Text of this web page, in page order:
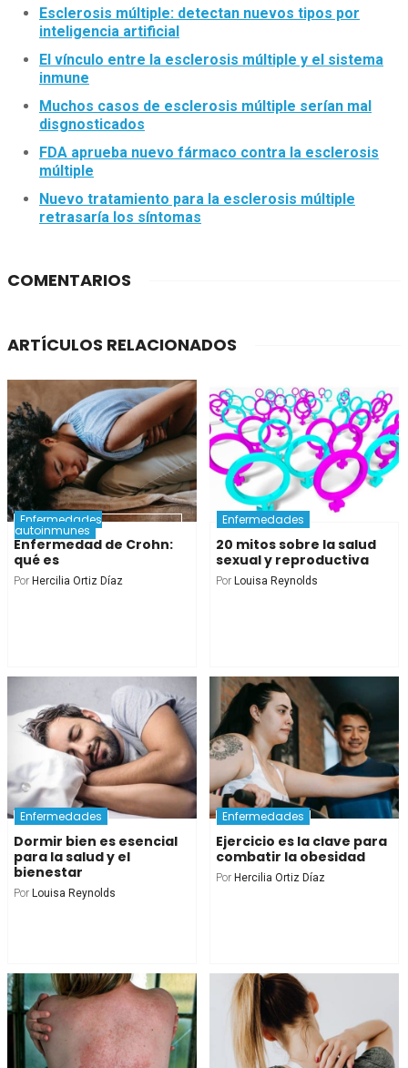
Esclerosis múltiple: detectan nuevos tipos por
inteligencia artificial
El vínculo entre la esclerosis múltiple y el sistema
inmune
Muchos casos de esclerosis múltiple serían mal
disgnosticados
FDA aprueba nuevo fármaco contra la esclerosis
múltiple
Nuevo tratamiento para la esclerosis múltiple
retrasaría los síntomas
COMENTARIOS
ARTÍCULOS RELACIONADOS
Enfermedades
autoinmunes
Enfermedad de Crohn:
qué es
Por Hercilia Ortiz Díaz
Enfermedades
20 mitos sobre la salud
sexual y reproductiva
Por Louisa Reynolds
Enfermedades
Dormir bien es esencial
para la salud y el
bienestar
Por Louisa Reynolds
Enfermedades
Ejercicio es la clave para
combatir la obesidad
Por Hercilia Ortiz Díaz